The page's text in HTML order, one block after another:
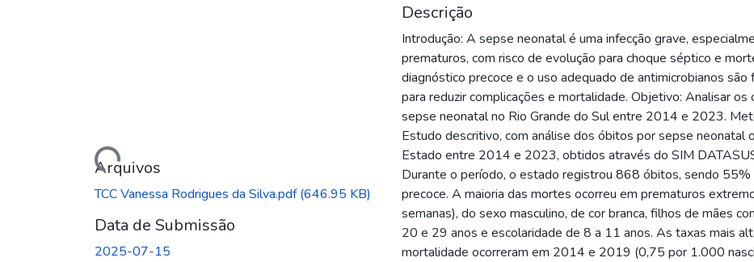
Carregando...
Arquivos
TCC Vanessa Rodrigues da Silva.pdf(646.95 KB)
Data de Submissão
2025-07-15
Descrição
Introdução: A sepse neonatal é uma infecção grave,
prematuros, com risco de evolução para choque séptico e
diagnóstico precoce e o uso adequado de antimicrobianos são
para reduzir complicações e mortalidade. Objetivo: Analisar os
sepse neonatal no Rio Grande do Sul entre 2014 e 2023.
Estudo descritivo, com análise dos óbitos por sepse neonatal
Estado entre 2014 e 2023, obtidos através do SIM
Durante o período, o estado registrou 868 óbitos, sendo 55%
precoce. A maioria das mortes ocorreu em prematuros
semanas), do sexo masculino, de cor branca, filhos de mães
20 e 29 anos e escolaridade de 8 a 11 anos. As taxas mais
mortalidade ocorreram em 2014 e 2019 (0,75 por 1.000